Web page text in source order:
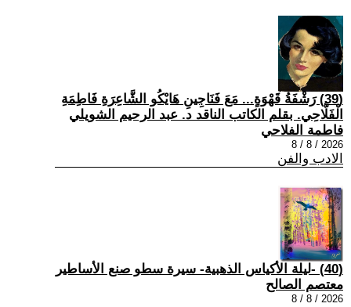
(39) رَشْفَةُ قَهْوَةٍ... مَعَ فَنَاجِينِ هَايْكُو الشَّاعِرَةِ فَاطِمَةِ
الْفَلَّاحِي. بقلم الكاتب الناقد د. عبد الرحيم الشويلي
فاطمة الفلاحي
2026 / 8 / 8
الادب والفن
(40) -ليلة الأكياس الذهبية- سيرة سطو صنع الأساطير
معتصم الصالح
2026 / 8 / 8